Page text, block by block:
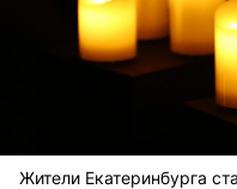
Жители Екатеринбурга